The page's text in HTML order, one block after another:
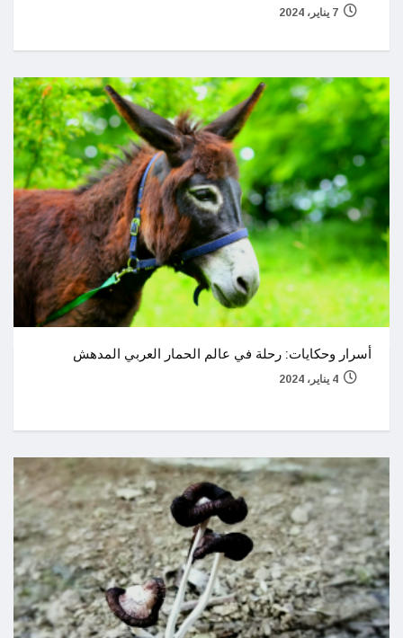
7 يناير، 2024
أسرار وحكايات: رحلة في عالم الحمار العربي المدهش
4 يناير، 2024